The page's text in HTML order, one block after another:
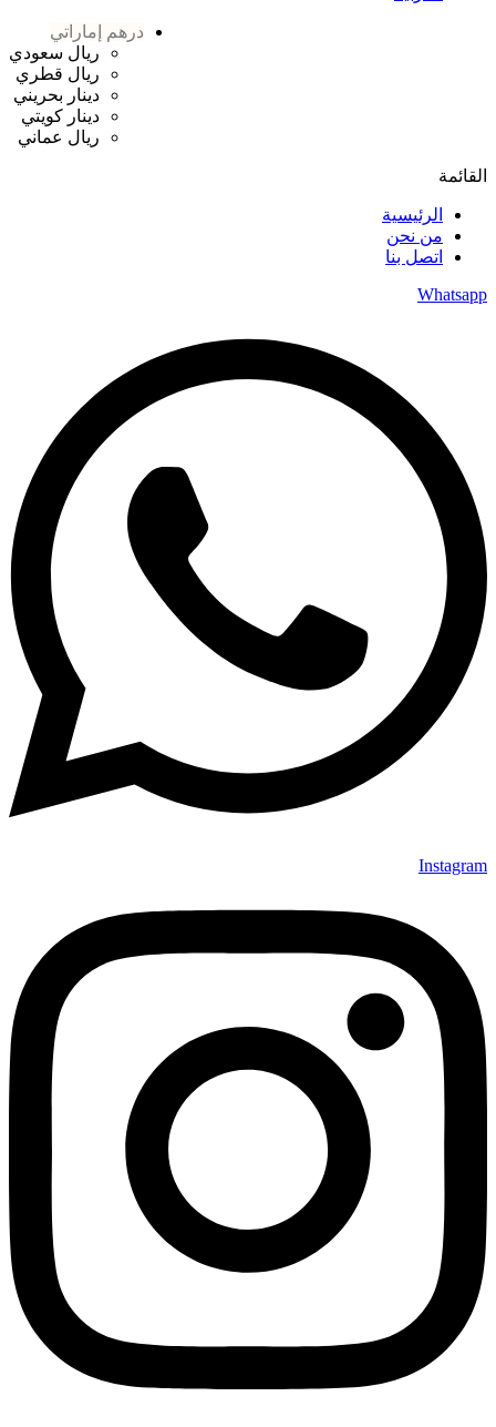
درهم إماراتي
ريال سعودي
ريال قطري
دينار بحريني
دينار كويتي
ريال عماني
القائمة
الرئيسية
من نحن
اتصل بنا
Whatsapp
Instagram